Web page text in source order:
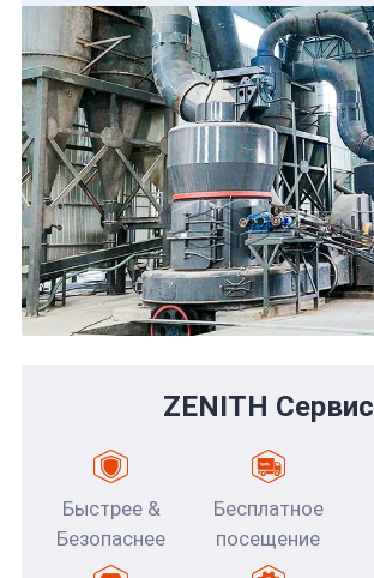
ZENITH Сервис
Быстрее &
Безопаснее
Бесплатное
посещение